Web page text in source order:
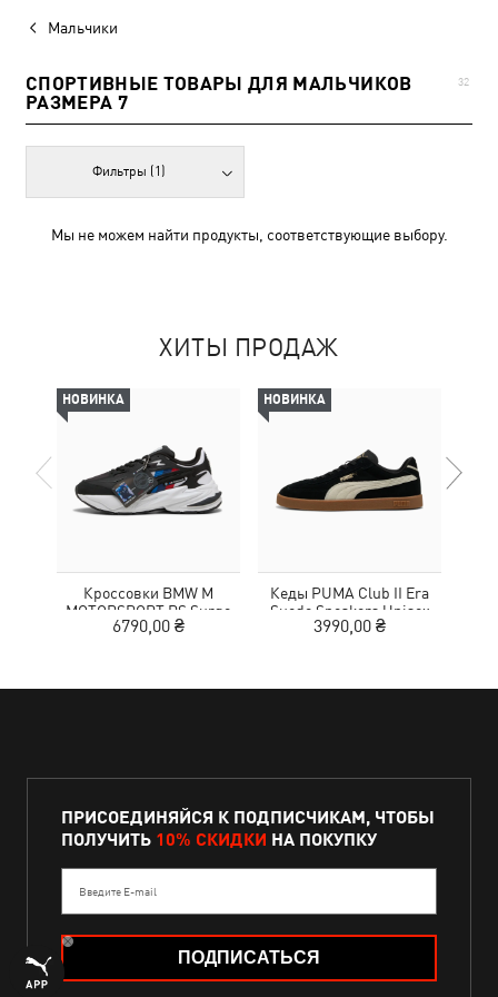
Мальчики
СПОРТИВНЫЕ ТОВАРЫ ДЛЯ МАЛЬЧИКОВ
РАЗМЕРА 7
32
Фильтры (1)
Мы не можем найти продукты, соответствующие выбору.
ХИТЫ ПРОДАЖ
НОВИНКА
Кроссовки BMW M
MOTORSPORT RS Surge
Sneakers Unisex
6790,00 ₴
НОВИНКА
Кеды PUMA Club II Era
Suede Sneakers Unisex
3990,00 ₴
ПРИСОЕДИНЯЙСЯ К ПОДПИСЧИКАМ, ЧТОБЫ
ПОЛУЧИТЬ 10% СКИДКИ НА ПОКУПКУ
Введите E-mail
ПОДПИСАТЬСЯ